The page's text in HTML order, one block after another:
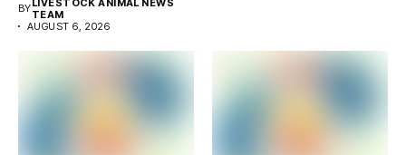
BYTEAM
AUGUST 6, 2026